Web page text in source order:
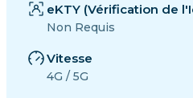
eKTY (Vérification de
Non Requis
Vitesse
4G / 5G